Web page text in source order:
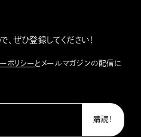
ぜひ登録してください！
ポリシーとメールマガジンの配信に